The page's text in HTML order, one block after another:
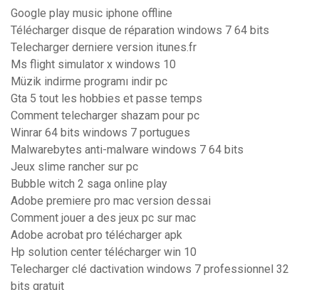
Google play music iphone offline
Télécharger disque de réparation windows 7 64 bits
Telecharger derniere version itunes.fr
Ms flight simulator x windows 10
Müzik indirme programı indir pc
Gta 5 tout les hobbies et passe temps
Comment telecharger shazam pour pc
Winrar 64 bits windows 7 portugues
Malwarebytes anti-malware windows 7 64 bits
Jeux slime rancher sur pc
Bubble witch 2 saga online play
Adobe premiere pro mac version dessai
Comment jouer a des jeux pc sur mac
Adobe acrobat pro télécharger apk
Hp solution center télécharger win 10
Telecharger clé dactivation windows 7 professionnel 32
bits gratuit